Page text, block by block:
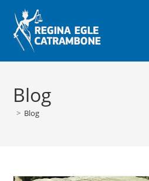
contenuto
Blog
> Blog